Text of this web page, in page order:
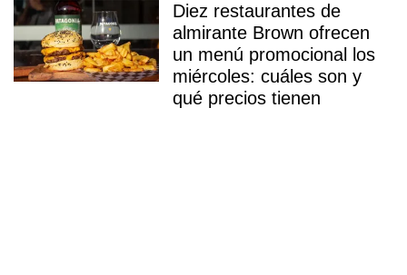
Diez restaurantes de
almirante Brown ofrecen
un menú promocional los
miércoles: cuáles son y
qué precios tienen